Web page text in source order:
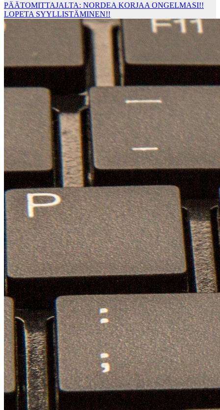
PÄÄTOMITTAJALTA: NORDEA KORJAA ONGELMASI!!
LOPETA SYYLLISTÄMINEN!!